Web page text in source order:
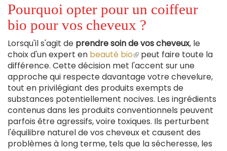
Pourquoi opter pour un coiffeur
bio pour vos cheveux ?
Lorsqu'il s'agit de prendre soin de vos cheveux, le
choix d'un expert en beauté bio(le
lien
est
externe)
peut faire toute la
différence. Cette décision met l'accent sur une
approche qui respecte davantage votre chevelure,
tout en privilégiant des produits exempts de
substances potentiellement nocives. Les ingrédients
contenus dans les produits conventionnels peuvent
parfois être agressifs, voire toxiques. Ils perturbent
l'équilibre naturel de vos cheveux et causent des
problèmes à long terme, tels que la sécheresse, les